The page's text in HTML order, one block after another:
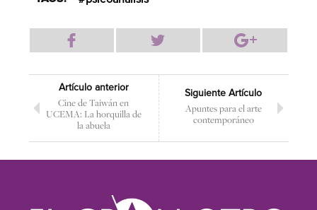
Artículo anterior
Cine de Taiwán en
UCEMA: La horquilla de
la abuela
Siguiente Artículo
Apuntes para el arte
contemporáneo